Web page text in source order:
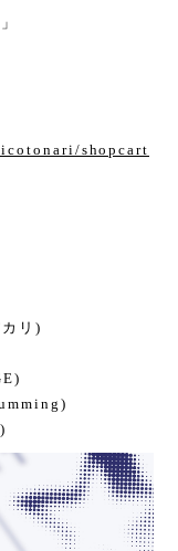
shopcart
リ)